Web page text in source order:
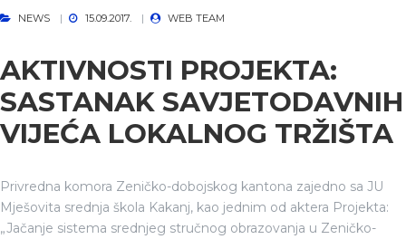
NEWS 15.09.2017. WEB TEAM
AKTIVNOSTI PROJEKTA:
SASTANAK SAVJETODAVNIH
VIJEĆA LOKALNOG TRŽIŠTA
Privredna komora Zeničko-dobojskog kantona zajedno sa JU
Mješovita srednja škola Kakanj, kao jednim od aktera Projekta:
„Jačanje sistema srednjeg stručnog obrazovanja u Zeničko-